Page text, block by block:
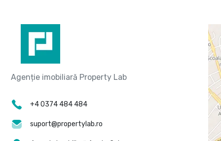
+4 0374 484 484
suport@propertylab.ro